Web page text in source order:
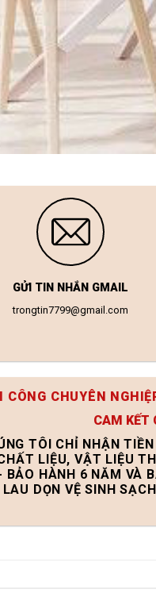
GỬI TIN NHẮN GMAIL
trongtin7799@gmail.com
CHUYÊN
CAM KẾT
TÔI CHỈ NHẬN
LIỆU, VẬT LIỆU
BẢO HÀNH 6 NĂM VÀ
LAU DỌN VỆ SINH